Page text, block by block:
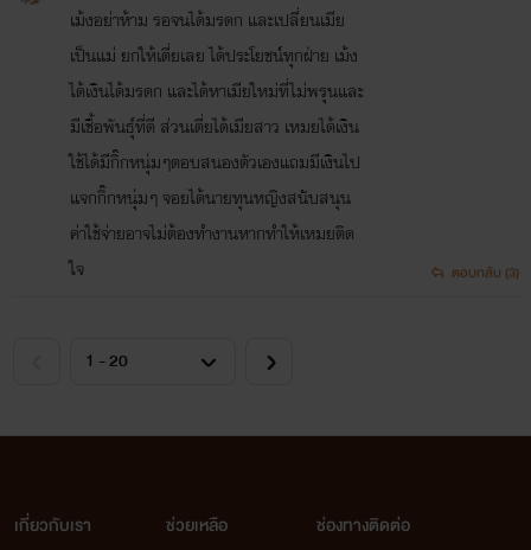
เม้งอย่าห้าม รอจนได้มรดก และเปลี่ยนเมีย
เป็นแม่ ยกให้เตี่ยเลย ได้ประโยชน์ทุกฝ่าย เม้ง
ได้เงินได้มรดก และได้หาเมียใหม่ที่ไม่พรุนและ
มีเชื้อพันธ์ุที่ดี ส่วนเตี่ยได้เมียสาว เหมยได้เงิน
ใช้ได้มีกิ๊กหนุ่มๆตอบสนองตัวเองแถมมีเงินไป
แจกกิ๊กหนุ่มๆ จอยได้นายทุนหญิงสนับสนุน
ค่าใช้จ่ายอาจไม่ต้องทำงานหากทำให้เหมยติด
ใจ
ตอบกลับ (3)
เกี่ยวกับเรา
ช่วยเหลือ
ช่องทางติดต่อ